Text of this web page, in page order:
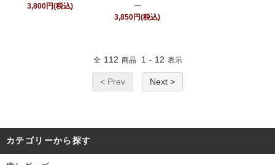
3,800円(税込)
ー
3,850円(税込)
全 112 商品 1 - 12 表示
< Prev Next >
カテゴリーから探す